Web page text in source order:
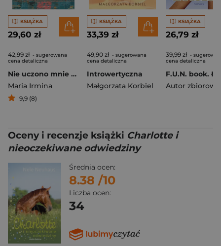
KSIĄŻKA
29,60 zł
42,99 zł - sugerowana
cena detaliczna
Nie uczono mnie szczęścia
Maria Irmina
9,9 (8)
KSIĄŻKA
33,39 zł
49,90 zł - sugerowana
cena detaliczna
Introwertyczna
Małgorzata Korbiel
KSIĄŻKA
26,79 zł
39,99 zł -
cena detaliczna
Autor zbiorowy
Oceny i recenzje książki Charlotte i
nieoczekiwane odwiedziny
Średnia ocen:
8.38 /10
Liczba ocen:
34